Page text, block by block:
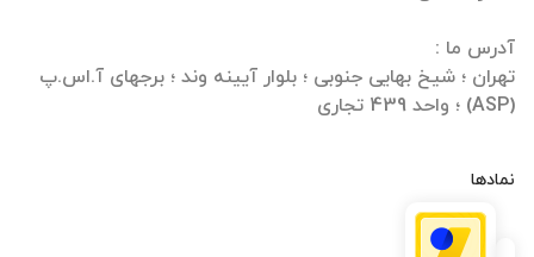
تهران ؛ شیخ بهایی جنوبی ؛ بلوار آیینه وند ؛ برجهای آ.اس.پ
(ASP) ؛ واحد 439 تجاری
نمادها